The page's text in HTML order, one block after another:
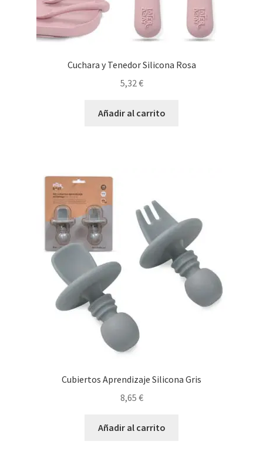
Cuchara y Tenedor Silicona Rosa
5,32€
Añadir al carrito
Cubiertos Aprendizaje Silicona Gris
8,65 €
Añadir al carrito